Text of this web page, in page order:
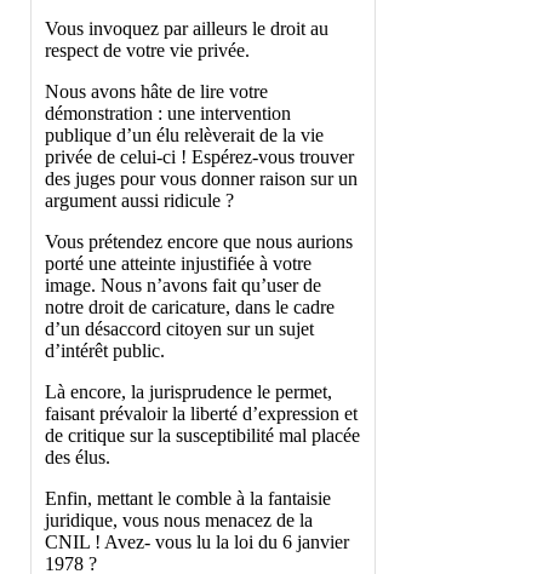
Vous invoquez par ailleurs le droit au
respect de votre vie privée.
Nous avons hâte de lire votre
démonstration : une intervention
publique d’un élu relèverait de la vie
privée de celui-ci ! Espérez-vous trouver
des juges pour vous donner raison sur un
argument aussi ridicule ?
Vous prétendez encore que nous aurions
porté une atteinte injustifiée à votre
image. Nous n’avons fait qu’user de
notre droit de caricature, dans le cadre
d’un désaccord citoyen sur un sujet
d’intérêt public.
Là encore, la jurisprudence le permet,
faisant prévaloir la liberté d’expression et
de critique sur la susceptibilité mal placée
des élus.
Enfin, mettant le comble à la fantaisie
juridique, vous nous menacez de la
CNIL ! Avez- vous lu la loi du 6 janvier
1978 ?